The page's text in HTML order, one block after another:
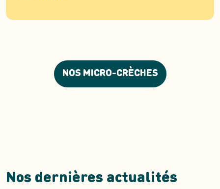
NOS MICRO-CRÈCHES
Nos dernières actualités